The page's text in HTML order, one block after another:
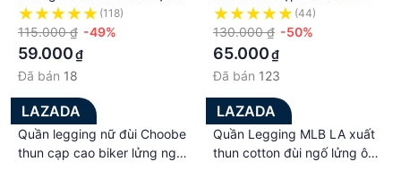
Lạnh Mới Quần An Toàn
Quần Legging Dáng Rộng
Quần Đùi Mặc Nhà An Toàn
Cỡ Lớn Mỏng
(118)
115.000 ₫ -49%
59.000₫
Đã bán 18
lửng ngố đồ mặc nhà dáng
ôm bó lưng thun bigsize tập
gym yoga
(44)
130.000 ₫ -50%
65.000₫
Đã bán 123
LAZADA
Quần legging nữ đùi Choobe
thun cạp cao biker lửng ngố
LAZADA
Quần Legging MLB LA xuất
thun cotton đùi ngố lửng ôm